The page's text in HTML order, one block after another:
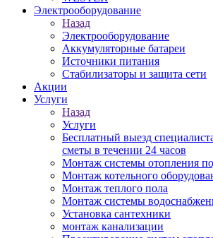
Электрооборудование
Назад
Электрооборудование
Аккумуляторные батареи
Источники питания
Стабилизаторы и защита сети
Акции
Услуги
Назад
Услуги
Бесплатный выезд
сметы в течении 24 часов
Монтаж системы отопления
Монтаж котельного
Монтаж теплого пола
Монтаж системы
Установка сантехники
монтаж канализации